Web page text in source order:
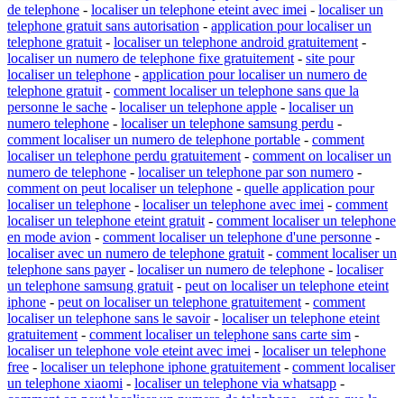
de telephone - localiser un telephone eteint avec imei - localiser un
telephone gratuit sans autorisation - application pour localiser un
telephone gratuit - localiser un telephone android gratuitement -
localiser un numero de telephone fixe gratuitement - site pour
localiser un telephone - application pour localiser un numero de
telephone gratuit - comment localiser un telephone sans que la
personne le sache - localiser un telephone apple - localiser un
numero telephone - localiser un telephone samsung perdu -
comment localiser un numero de telephone portable - comment
localiser un telephone perdu gratuitement - comment on localiser un
numero de telephone - localiser un telephone par son numero -
comment on peut localiser un telephone - quelle application pour
localiser un telephone - localiser un telephone avec imei - comment
localiser un telephone eteint gratuit - comment localiser un telephone
en mode avion - comment localiser un telephone d'une personne -
localiser avec un numero de telephone gratuit - comment localiser un
telephone sans payer- localiser un numero de telephone - localiser
un telephone samsung gratuit - peut on localiser un telephone eteint
iphone - peut on localiser un telephone gratuitement - comment
localiser un telephone sans le savoir- localiser un telephone eteint
gratuitement - comment localiser un telephone sans carte sim -
localiser un telephone vole eteint avec imei - localiser un telephone
free - localiser un telephone iphone gratuitement - comment localiser
un telephone xiaomi - localiser un telephone via whatsapp -